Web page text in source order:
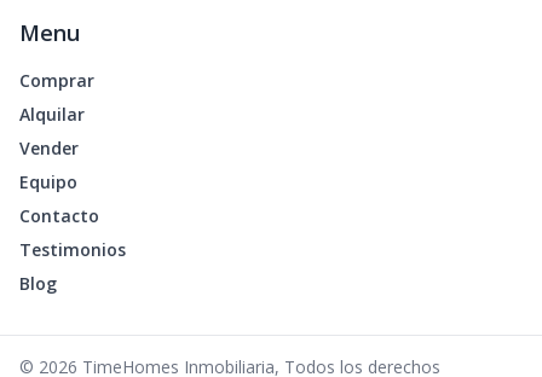
Menu
Comprar
Alquilar
Vender
Equipo
Contacto
Testimonios
Blog
© 2026 TimeHomes Inmobiliaria, Todos los derechos